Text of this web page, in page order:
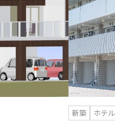
新築 ホテル